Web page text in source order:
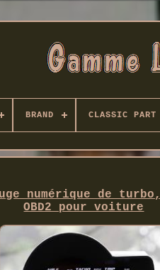
BRAND CLASSIC PART
numérique de
OBD2 pour voiture